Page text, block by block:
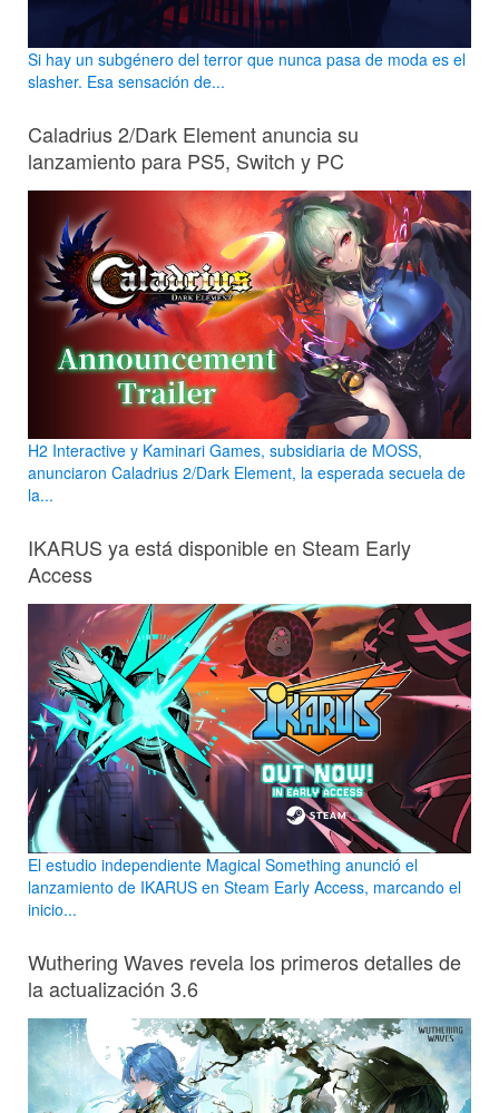
Si hay un subgénero del terror que nunca pasa de moda es el
slasher. Esa sensación de...
Caladrius 2/Dark Element anuncia su
lanzamiento para PS5, Switch y PC
H2 Interactive y Kaminari Games, subsidiaria de MOSS,
anunciaron Caladrius 2/Dark Element, la esperada secuela de
la...
IKARUS ya está disponible en Steam Early
Access
El estudio independiente Magical Something anunció el
lanzamiento de IKARUS en Steam Early Access, marcando el
inicio...
Wuthering Waves revela los primeros detalles de
la actualización 3.6